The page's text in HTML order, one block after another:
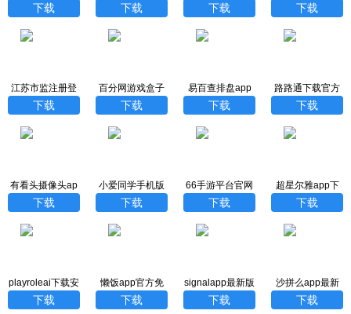
新版
下载
材下载
下载 下载
卓版
下载
江苏市监注册登
记app下载最新
下载
百分网游戏盒子
旧版本下载
下载
易百查排盘app
下载
下载
路路通下载官方
免费下载
下载
有看头摄像头ap
p下载安装
下载
小爱同学手机版
下载
66手游平台官网
版APP下载
下载
超星尔雅app下
载官网手机版
下载
playroleai下载安
装
下载
懒饭app官方免
费下载
下载
signalapp最新版
下载
下载
沙拼么app最新
版
下载